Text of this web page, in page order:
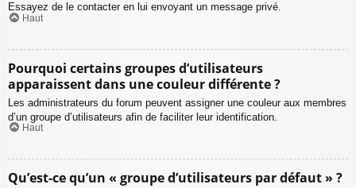
Essayez de le contacter en lui envoyant un message privé.
Haut
Pourquoi certains groupes d’utilisateurs
apparaissent dans une couleur différente ?
Les administrateurs du forum peuvent assigner une couleur aux membres
d’un groupe d’utilisateurs afin de faciliter leur identification.
Haut
Qu’est-ce qu’un « groupe d’utilisateurs par défaut » ?